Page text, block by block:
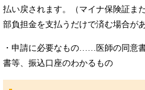
払い戻されます。（マイナ保険証ま
部負担金を支払うだけで済む場合が
・申請に必要なもの……医師の同意
書等、振込口座のわかるもの